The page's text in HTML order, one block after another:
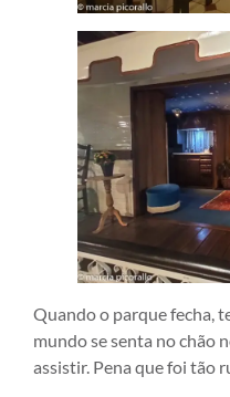
Quando o parque fecha,
mundo se senta no chão
assistir. Pena que foi tão